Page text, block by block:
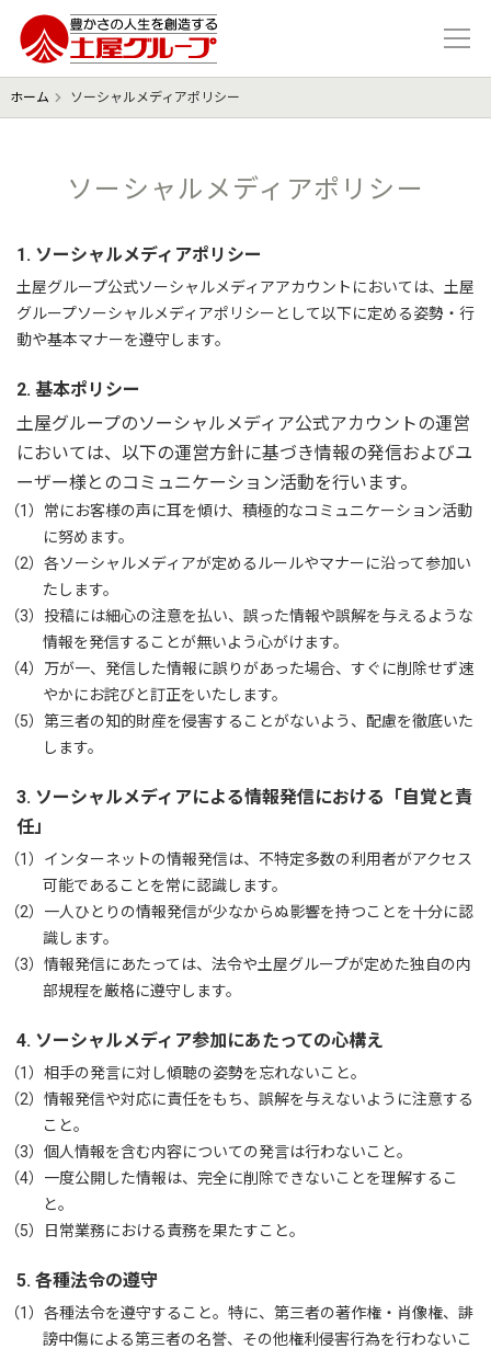
豊かさの人生を想像する 土屋グル
ホーム ソーシャルメディアポリシー
ソーシャルメディアポリシー
1. ソーシャルメディアポリシー
土屋グループ公式ソーシャルメディアアカウントにおいては、土屋
グループソーシャルメディアポリシーとして以下に定める姿勢・行
動や基本マナーを遵守します。
2. 基本ポリシー
土屋グループのソーシャルメディア公式アカウントの運営
においては、以下の運営方針に基づき情報の発信およびユ
ーザー様とのコミュニケーション活動を行います。
（1） 常にお客様の声に耳を傾け、積極的なコミュニケーション活動
に努めます。
（2） 各ソーシャルメディアが定めるルールやマナーに沿って参加い
たします。
（3） 投稿には細心の注意を払い、誤った情報や誤解を与えるような
情報を発信することが無いよう心がけます。
（4） 万が一、発信した情報に誤りがあった場合、すぐに削除せず速
やかにお詫びと訂正をいたします。
（5） 第三者の知的財産を侵害することがないよう、配慮を徹底いた
します。
3. ソーシャルメディアによる情報発信における「自覚と責
任」
（1） インターネットの情報発信は、不特定多数の利用者がアクセス
可能であることを常に認識します。
（2） 一人ひとりの情報発信が少なからぬ影響を持つことを十分に認
識します。
（3） 情報発信にあたっては、法令や土屋グループが定めた独自の内
部規程を厳格に遵守します。
4. ソーシャルメディア参加にあたっての心構え
（1） 相手の発言に対し傾聴の姿勢を忘れないこと。
（2） 情報発信や対応に責任をもち、誤解を与えないように注意する
こと。
（3） 個人情報を含む内容についての発言は行わないこと。
（4） 一度公開した情報は、完全に削除できないことを理解するこ
と。
（5）
日常業務における責務を果たすこと。
5. 各種法令の遵守
（1） 各種法令を遵守すること。特に、第三者の著作権・肖像権、誹
謗中傷による第三者の名誉、その他権利侵害行為を行わないこ